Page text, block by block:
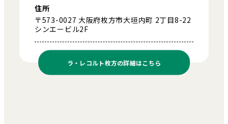
住所
〒573-0027 大阪府枚方市大垣内町 2丁目8-22
シンエービル2F
ラ・レコルト枚方の詳細はこちら